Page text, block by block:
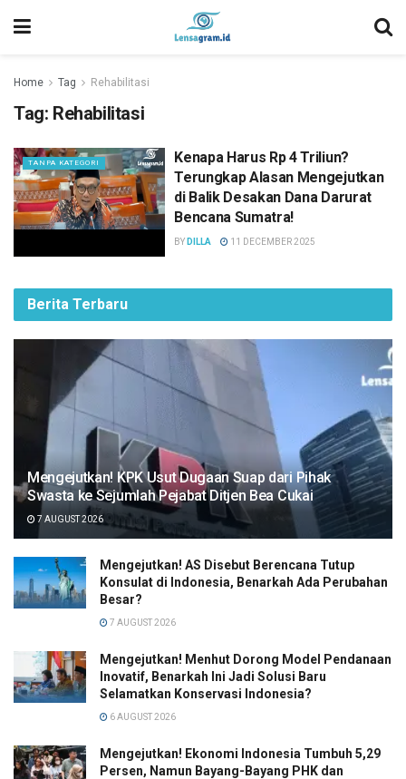
Home Tag Rehabilitasi
Tag: Rehabilitasi
TANPA KATEGORI
Kenapa Harus Rp 4 Triliun?
Terungkap Alasan Mengejutkan
di Balik Desakan Dana Darurat
Bencana Sumatra!
BY DILLA 11 DECEMBER 2025
Berita Terbaru
Mengejutkan! KPK Usut Dugaan Suap dari Pihak
Swasta ke Sejumlah Pejabat Ditjen Bea Cukai
7 AUGUST 2026
Mengejutkan! AS Disebut Berencana Tutup
Konsulat di Indonesia, Benarkah Ada Perubahan
Besar?
7 AUGUST 2026
Mengejutkan! Menhut Dorong Model Pendanaan
Inovatif, Benarkah Ini Jadi Solusi Baru
Selamatkan Konservasi Indonesia?
6 AUGUST 2026
Mengejutkan! Ekonomi Indonesia Tumbuh 5,29
Persen, Namun Bayang-Bayang PHK dan